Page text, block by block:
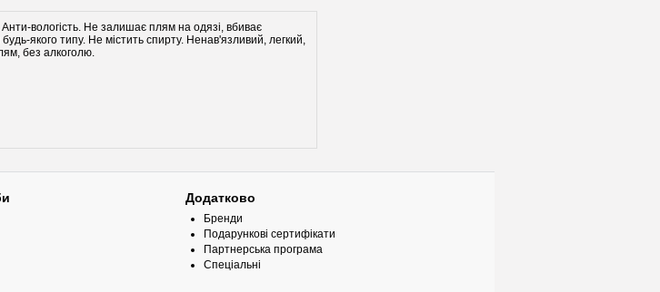
вологість. Не залишає плям на одязі, вбиває
якого типу. Не містить спирту. Ненав'язливий, легкий,
без алкоголю.
Додатково
Бренди
Подарункові сертифікати
Партнерська програма
Спеціальні